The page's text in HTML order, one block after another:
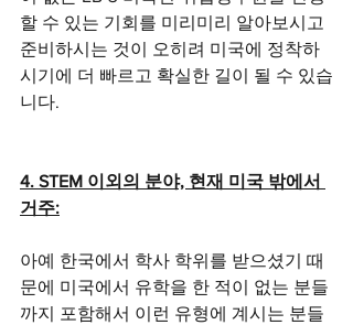
할 수 있는 기회를 미리미리 알아보시고
준비하시는 것이 오히려 미국에 정착하
시기에 더 빠르고 확실한 길이 될 수 있습
니다.
4. STEM 이외의 분야, 현재 미국 밖에서
거주:
아예 한국에서 학사 학위를 받으셨기 때
문에 미국에서 유학을 한 적이 없는 분들
까지 포함해서 이런 유형에 계시는 분들